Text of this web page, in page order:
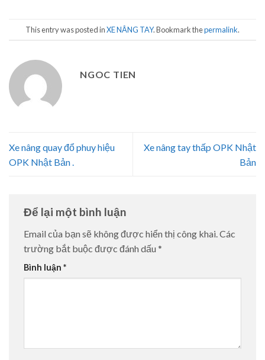
This entry was posted inXE NÂNG TAY. Bookmark thepermalink.
NGOC TIEN
Xe nâng quay đổ phuy hiệu
OPK Nhật Bản .
Xe nâng tay thấp OPK Nhật
Bản
Để lại một bình luận
Email của bạn sẽ không được hiển thị công khai.Các
trường bắt buộc được đánh dấu *
Bình luận *